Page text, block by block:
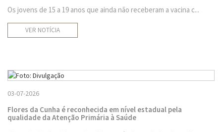
Os jovens de 15 a 19 anos que ainda não receberam a vacina c...
VER NOTÍCIA
03-07-2026
Flores da Cunha é reconhecida em nível estadual pela
qualidade da Atenção Primária à Saúde